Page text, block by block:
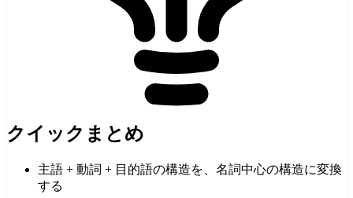
クイックまとめ
主語 + 動詞 + 目的語の構造を、名詞中心の構造に変換
する